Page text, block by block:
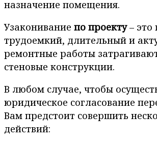
назначение помещения.
Узаконивание по проекту– это
трудоемкий, длительный и
ремонтные работы
стеновые конструкции.
В любом случае, чтобы
юридическое согласование
Вам предстоит совершить
действий: